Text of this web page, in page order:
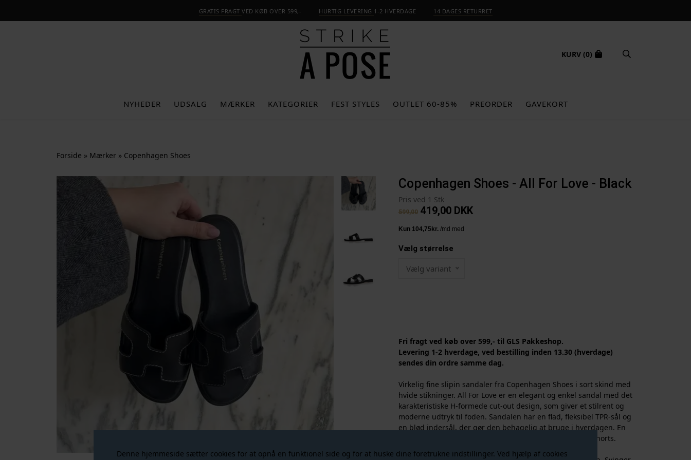
Denne hjemmeside sætter cookies for at opnå en funktionel side og for at huske dine foretrukne indstillinger. Ved hjælp af cookies
GRATIS FRAGT VED KØB OVER 599,- HURTIG LEVERING 1-2 HVERDAGE 14 DAGES RETURRET
KURV (0)
NYHEDER UDSALG MÆRKER KATEGORIER FEST STYLES OUTLET 60-85% PREORDER GAVEKORT
Forside » Mærker» Copenhagen Shoes
Copenhagen Shoes - All For Love - Black
Pris ved 1 Stk
599,00 419,00 DKK
Vælg størrelse
Vælg variant
Fri fragt ved køb over 599,- til GLS Pakkeshop.
Levering 1-2 hverdage, ved bestilling inden 13.30 (hverdage)
sendes din ordre samme dag.
Virkelig fine slipin sandaler fra Copenhagen Shoes i sort skind med
hvide stikninger. All For Love er en elegant og enkel sandal med det
karakteristiske H-formede cut-out design, som giver et stilrent og
moderne udtryk til foden. Sandalen har en flad, fleksibel TPR-sål og
en blød indersål, der gør den behagelig at bruge i hverdagen. En
tidløst style, som passer perfekt til både kjoler, jeans og shorts.